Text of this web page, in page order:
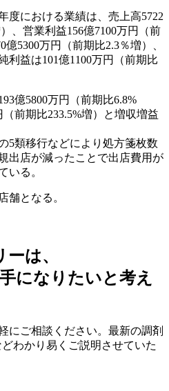
度における業績は、売上高5722
、営業利益156億7100万円（前
5300万円（前期比2.3％増）、
利益は101億1100万円（前期比
億5800万円（前期比6.8%
前期比233.5%増）と増収増益
5類移行などにより処方箋枚数
出店が減ったことで出店費用が
いる。
舗となる。
は、
になりたいと考え
にご相談ください。最新の調剤
わかり易くご説明させていた